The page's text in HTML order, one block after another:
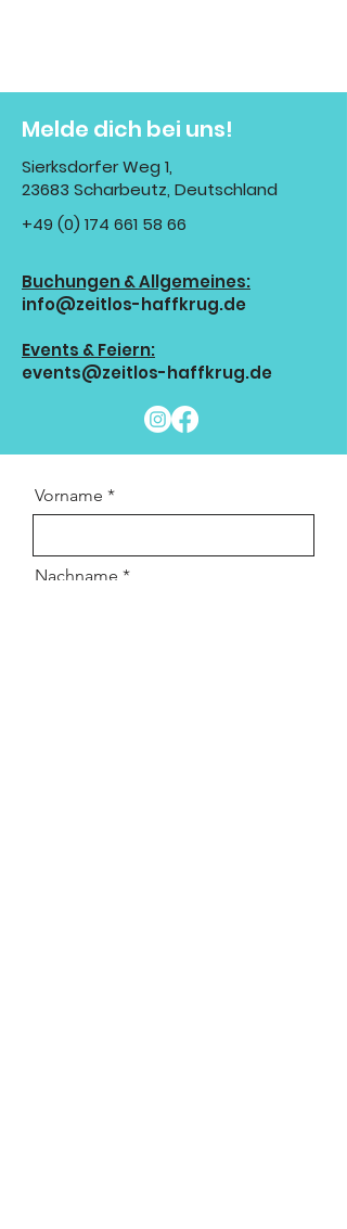
Melde dich bei uns!
Sierksdorfer Weg 1,
23683 Scharbeutz, Deutschland
+49 (0) 174 661 58 66
Buchungen & Allgemeines:
info@zeitlos-haffkrug.de
Events & Feiern:
events@zeitlos-haffkrug.de
Vorname
Nachname